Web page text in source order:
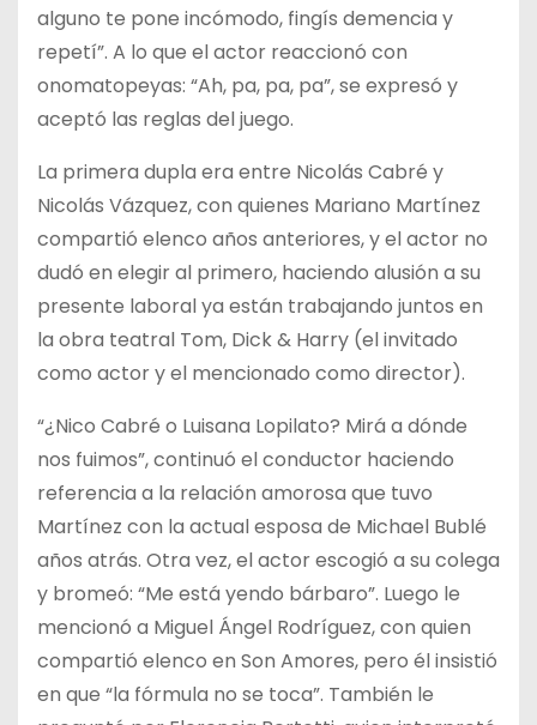
alguno te pone incómodo, fingís demencia y
repetí”. A lo que el actor reaccionó con
onomatopeyas: “Ah, pa, pa, pa”, se expresó y
aceptó las reglas del juego.
La primera dupla era entre Nicolás Cabré y
Nicolás Vázquez, con quienes Mariano Martínez
compartió elenco años anteriores, y el actor no
dudó en elegir al primero, haciendo alusión a su
presente laboral ya están trabajando juntos en
la obra teatral Tom, Dick & Harry (el invitado
como actor y el mencionado como director).
“¿Nico Cabré o Luisana Lopilato? Mirá a dónde
nos fuimos”, continuó el conductor haciendo
referencia a la relación amorosa que tuvo
Martínez con la actual esposa de Michael Bublé
años atrás. Otra vez, el actor escogió a su colega
y bromeó: “Me está yendo bárbaro”. Luego le
mencionó a Miguel Ángel Rodríguez, con quien
compartió elenco en Son Amores, pero él insistió
en que “la fórmula no se toca”. También le